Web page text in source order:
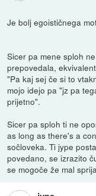
Je bolj egoističnega
Sicer pa mene sploh
prepovedala,
"Pa kaj sej če si to
mojo idejo pa "jz pa
prijetno".
Sicer pa sploh ti ne
as long as there's a
sočloveka. Ti jype
povedano, se izrazito
se mogoče že mal